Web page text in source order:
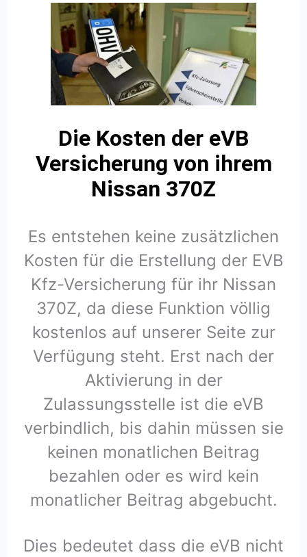
Die Kosten der eVB
Versicherung von ihrem
Nissan 370Z
Es entstehen keine zusätzlichen
Kosten für die Erstellung der EVB
Kfz-Versicherung für ihr Nissan
370Z, da diese Funktion völlig
kostenlos auf unserer Seite zur
Verfügung steht. Erst nach der
Aktivierung in der
Zulassungsstelle ist die eVB
verbindlich, bis dahin müssen sie
keinen monatlichen Beitrag
bezahlen oder es wird kein
monatlicher Beitrag abgebucht.
Dies bedeutet dass die eVB nicht